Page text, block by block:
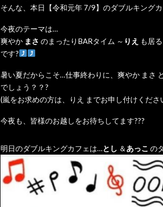
そんな、本日【令和元年 7/9】のダブルキング
今夜のテーマは…
爽やか まさ のまったりBARタイム ～ りえ も居
です?
暑い夏だからこそ…仕事終わりに、爽やか まさ
でしょう？？?
(嵐をお求めの方は、りえ までお申し付けくださ
今夜も、皆様のお越しをお待ちしてます???
明日のダブルキングカフェは… とし ＆ あっこ の